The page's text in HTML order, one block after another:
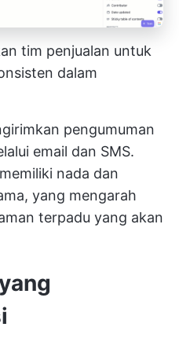
tim penjualan untuk
dalam
pengumuman
email dan SMS.
nada dan
yang mengarah
terpadu yang akan